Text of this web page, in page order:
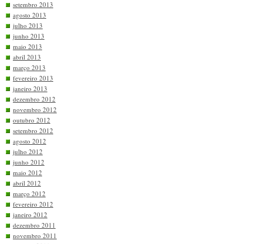
setembro 2013
agosto 2013
julho 2013
junho 2013
maio 2013
abril 2013
março 2013
fevereiro 2013
janeiro 2013
dezembro 2012
novembro 2012
outubro 2012
setembro 2012
agosto 2012
julho 2012
junho 2012
maio 2012
abril 2012
março 2012
fevereiro 2012
janeiro 2012
dezembro 2011
novembro 2011